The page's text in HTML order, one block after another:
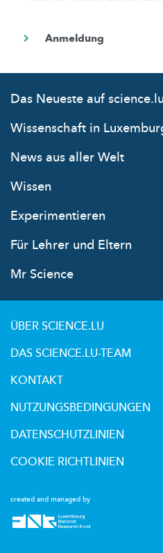
Das Neueste auf science.lu
Wissenschaft in
News aus aller Welt
Wissen
Experimentieren
Für Lehrer und Eltern
Mr Science
created and managed by
ÜBER SCIENCE.LU
DAS SCIENCE.LU-TEAM
KONTAKT
NUTZUNGSBEDINGUNGEN
DATENSCHUTZLINIEN
COOKIE RICHTLINIEN